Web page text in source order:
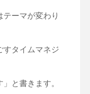
ーマが変わり
すタイムマネジ
と書きます。